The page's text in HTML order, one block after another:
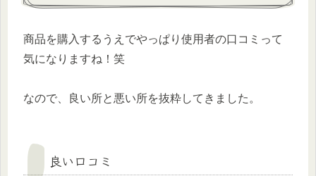
商品を購入するうえでやっぱり使用者の口コミって
気になりますね！笑
なので、良い所と悪い所を抜粋してきました。
良い口コミ